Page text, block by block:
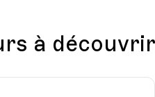
à découvrir